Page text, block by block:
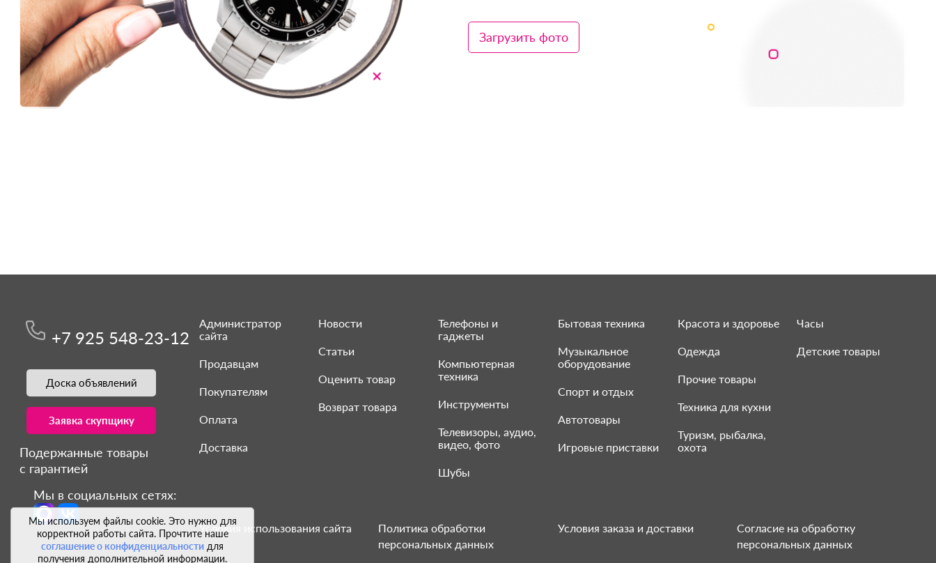
Загрузить фото
Мы используем файлы cookie. Это нужно для
корректной работы сайта. Прочтите наше
соглашение о конфиденциальности для
получения дополнительной информации.
+7 925 548-23-12
Доска объявлений
Заявка скупщику
Подержанные товары
с гарантией
Мы в социальных сетях:
Администратор
сайта
Продавцам
Покупателям
Оплата
Доставка
Новости
Статьи
Оценить товар
Возврат товара
Телефоны и
гаджеты
Компьютерная
техника
Инструменты
Телевизоры, аудио,
видео, фото
Шубы
Бытовая техника
Музыкальное
оборудование
Спорт и отдых
Автотовары
Игровые приставки
Красота и здоровье
Одежда
Прочие товары
Техника для кухни
Туризм, рыбалка,
охота
Часы
Детские товары
Условия использования сайта
Политика обработки
персональных данных
Условия заказа и доставки
Согласие на обработку
персональных данных